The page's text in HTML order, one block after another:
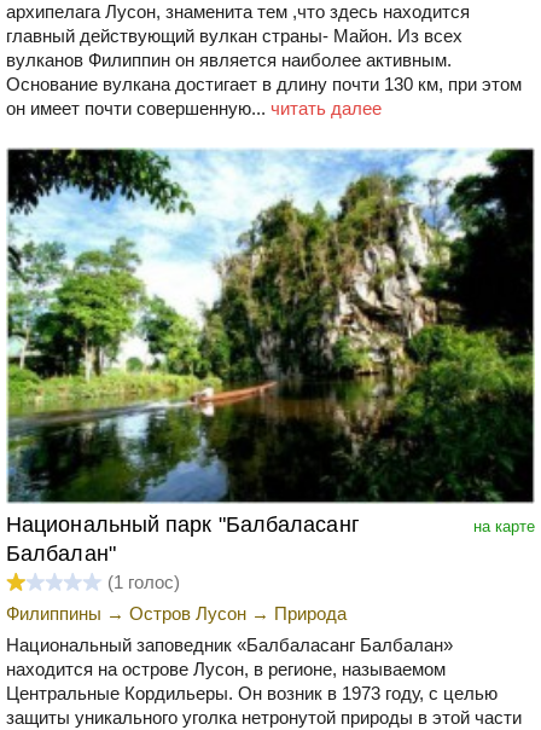
архипелага Лусон, знаменита тем ,что здесь находится
главный действующий вулкан страны- Майон. Из всех
вулканов Филиппин он является наиболее активным.
Основание вулкана достигает в длину почти 130 км, при этом
он имеет почти совершенную... читать далее
на карте
Национальный парк "Балбаласанг
Балбалан"
(1 голос)
Филиппины → Остров Лусон → Природа
Национальный заповедник «Балбаласанг Балбалан»
находится на острове Лусон, в регионе, называемом
Центральные Кордильеры. Он возник в 1973 году, с целью
защиты уникального уголка нетронутой природы в этой части